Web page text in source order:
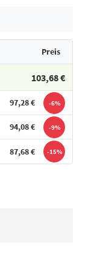
Preis
103,68 €
97,28 € -6%
94,08 € -9%
87,68 € -15%